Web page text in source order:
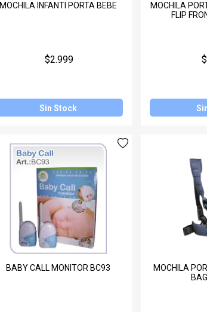
MOCHILA INFANTI PORTA BEBE
$2.999
Sin Stock
MOCHILA
BABY CALL MONITOR BC93
MOCHILA